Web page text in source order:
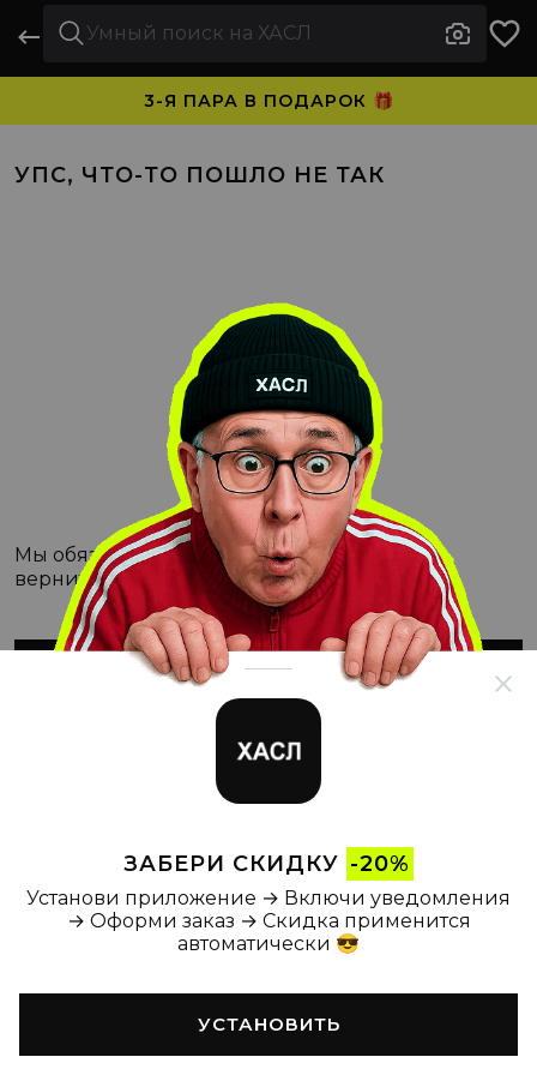
ЗАБЕРИ СКИДКУ -20%
Установи приложение → Включи уведомления
→ Оформи заказ → Скидка применится
автоматически 😎
УСТАНОВИТЬ
3-Я ПАРА В ПОДАРОК 🎁
УПС, ЧТО-ТО ПОШЛО НЕ ТАК
Мы обязательно с этим разберёмся, а пока
вернитесь на Главную
ВЕРНУТЬСЯ НА ГЛАВНУЮ
Главная Каталог Корзина Новости Профиль